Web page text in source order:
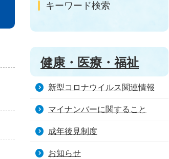
キーワード検索
健康・医療・福祉
新型コロナウイルス関連情報
マイナンバーに関すること
成年後見制度
お知らせ